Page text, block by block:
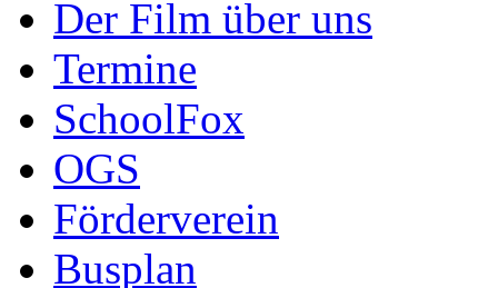
Der Film über uns
Termine
SchoolFox
OGS
Förderverein
Busplan